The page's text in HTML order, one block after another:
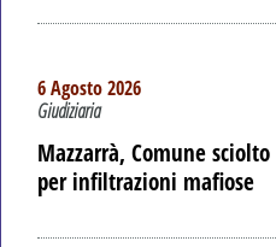
6 Agosto 2026
Giudiziaria
Mazzarrà, Comune sciolto
per infiltrazioni mafiose